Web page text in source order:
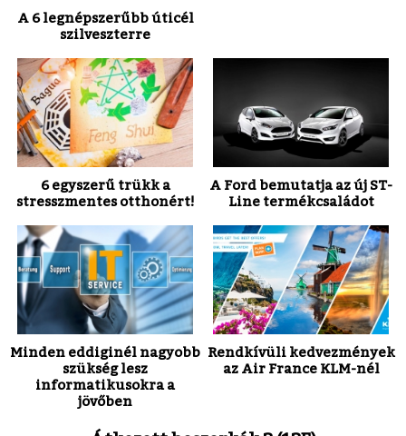
A 6 legnépszerűbb úticél
szilveszterre
6 egyszerű trükk a
stresszmentes otthonért!
A Ford bemutatja az új ST-
Line termékcsaládot
Minden eddiginél nagyobb
szükség lesz
informatikusokra a
jövőben
Rendkívüli kedvezmények
az Air France KLM-nél